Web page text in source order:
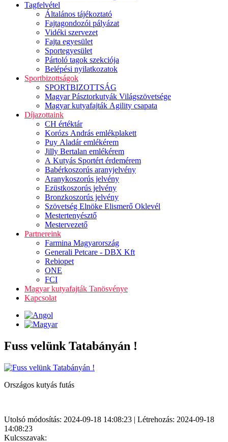
Tagfelvétel
Általános tájékoztató
Fajtagondozói pályázat
Vidéki szervezet
Fajta egyesület
Sportegyesület
Pártoló tagok szekciója
Belépési nyilatkozatok
Sportbizottságok
SPORTBIZOTTSÁG
Magyar Pásztorkutyák Világszövetsége
Magyar kutyafajták Agility csapata
Díjazottaink
CH értéktár
Korózs András emlékplakett
Puy Aladár emlékérem
Jilly Bertalan emlékérem
A Kutyás Sportért érdemérem
Babérkoszorús aranyjelvény
Aranykoszorús jelvény
Ezüstkoszorús jelvény
Bronzkoszorús jelvény
Szövetség Elnöke Elismerő Oklevél
Mestertenyésztő
Mestervezető
Partnereink
Farmina Magyarország
Generali Petcare - DBX Kft
Rebiopet
ONE
FCI
Magyar kutyafajták Tanösvénye
Kapcsolat
Fuss velünk Tatabányán !
Országos kutyás futás
Utolsó módosítás: 2024-09-18 14:08:23 | Létrehozás: 2024-09-18
14:08:23
Kulcsszavak: